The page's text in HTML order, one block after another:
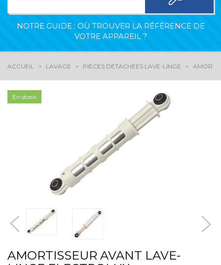
NOTRE GUIDE : OÙ TROUVER LA RÉFÉRENCE DE
VOTRE APPAREIL ?
ACCUEIL LAVAGE PIÈCES DÉTACHÉES LAVE-LINGE
En stock
AMORTISSEUR AVANT LAVE-